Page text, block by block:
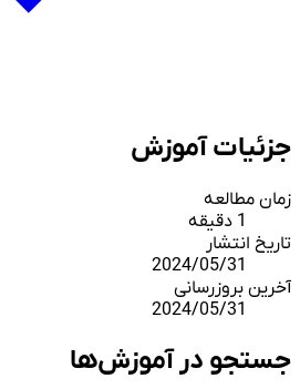
جزئیات آموزش
زمان مطالعه
تاریخ انتشار
2024/05/31
آخرین بروزرسانی
2024/05/31
جستجو در آموزش‌ها